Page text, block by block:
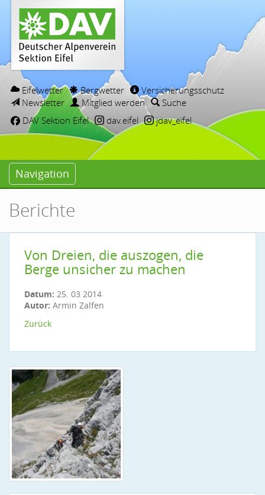
Eifelwetter Bergwetter
Versicherungsschutz
Newsletter
Mitglied werden
Suche
DAV Sektion Eifel
dav.eifel jdav_eifel
Navigation
Berichte
Von Dreien, die auszogen, die
Berge unsicher zu machen
Datum: 25. 03 2014
Autor: Armin Zalfen
Zurück